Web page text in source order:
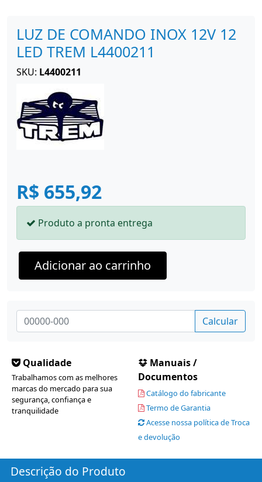
LUZ DE COMANDO INOX 12V 12
LED TREM L4400211
SKU: L4400211
R$ 655,92
Produto a pronta entrega
Adicionar ao carrinho
Calcular
Qualidade
Trabalhamos com as melhores
marcas do mercado para sua
segurança, confiança e
tranquilidade
Manuais /
Documentos
Catálogo do fabricante
Termo de Garantia
Acesse nossa política de Troca
e devolução
Descrição do Produto